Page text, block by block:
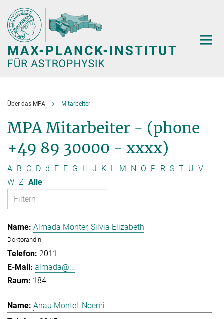
Hauptinhalt
Über das MPA Mitarbeiter
MPA Mitarbeiter - (phone
+49 89 30000 - xxxx)
A B C D d E F G H J K L M N O P R S T U V
W Z Alle
Almada Monter, Silvia Elizabeth
Doktorandin
2011
almada@...
184
Anau Montel, Noemi